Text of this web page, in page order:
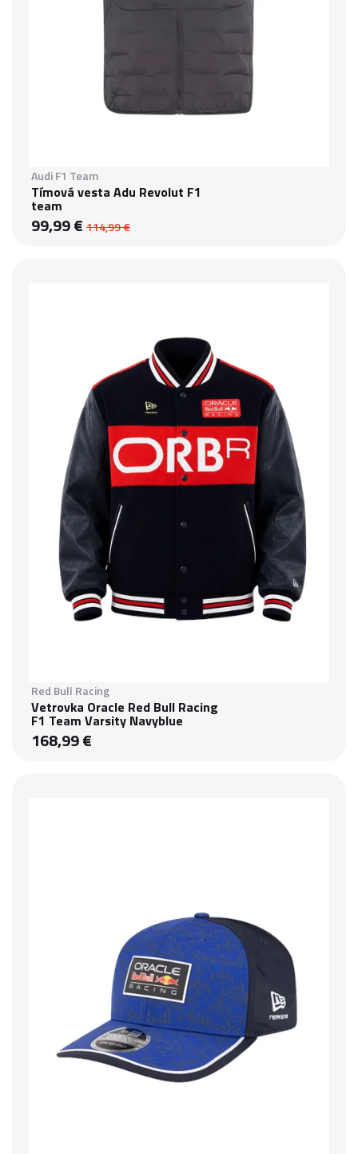
Audi F1 Team
Tímová vesta Adu Revolut F1
team
99,99 € 114,99 €
Red Bull Racing
Vetrovka Oracle Red Bull Racing
F1 Team Varsity Navyblue
168,99 €